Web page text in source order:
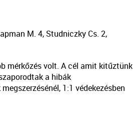
M. 4, Studniczky Cs. 2,
mérkőzés volt. A cél amit kitűztünk
a hibák
1:1 védekezésben